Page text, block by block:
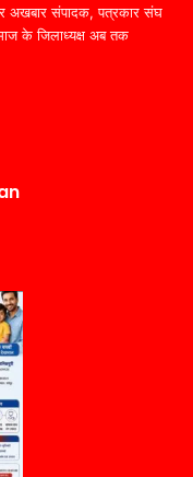
अखबार संपादक, पत्रकार संघ
के जिलाध्यक्ष अब तक